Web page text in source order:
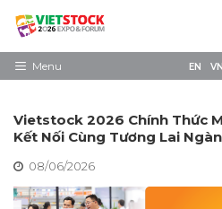
Skip
contentMenu
Về triển lãm
Trưng Bày
Tham Quan
EN VN
Vietstock 2026 Chính Thức
Kết Nối Cùng Tương Lai
08/06/2026